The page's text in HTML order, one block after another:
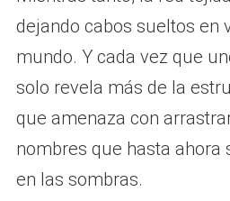
dejando cabos sueltos en
mundo. Y cada vez que
solo revela más de la
que amenaza con
nombres que hasta ahora
en las sombras.